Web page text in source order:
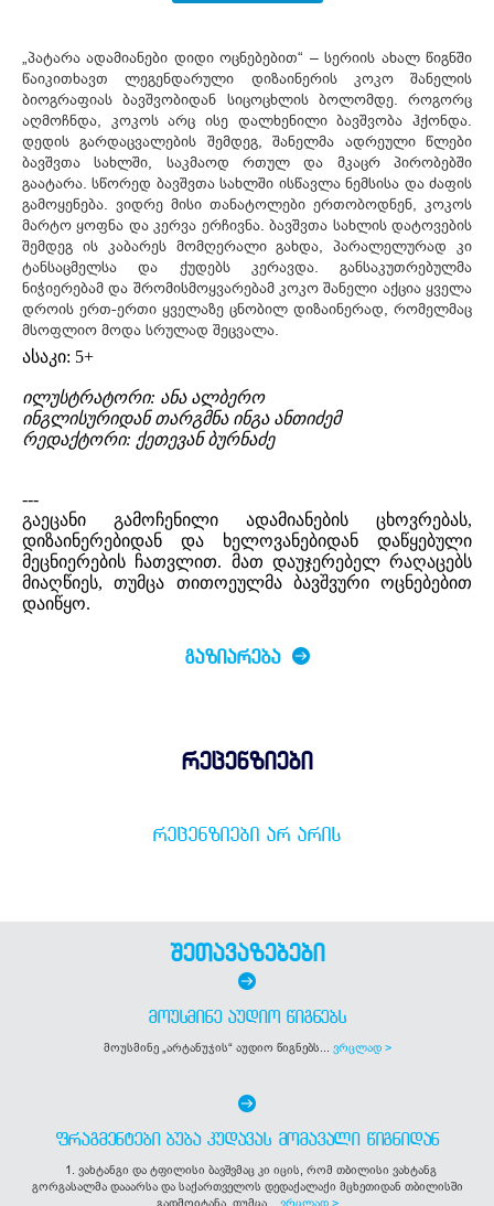
„პატარა ადამიანები დიდი ოცნებებით“ – სერიის ახალ წიგნში
წაიკითხავთ ლეგენდარული დიზაინერის კოკო შანელის
ბიოგრაფიას ბავშვობიდან სიცოცხლის ბოლომდე. როგორც
აღმოჩნდა, კოკოს არც ისე დალხენილი ბავშვობა ჰქონდა.
დედის გარდაცვალების შემდეგ, შანელმა ადრეული წლები
ბავშვთა სახლში, საკმაოდ რთულ და მკაცრ პირობებში
გაატარა. სწორედ ბავშვთა სახლში ისწავლა ნემსისა და ძაფის
გამოყენება. ვიდრე მისი თანატოლები ერთობოდნენ, კოკოს
მარტო ყოფნა და კერვა ერჩივნა. ბავშვთა სახლის დატოვების
შემდეგ ის კაბარეს მომღერალი გახდა, პარალელურად კი
ტანსაცმელსა და ქუდებს კერავდა. განსაკუთრებულმა
ნიჭიერებამ და შრომისმოყვარებამ კოკო შანელი აქცია ყველა
დროის ერთ-ერთი ყველაზე ცნობილ დიზაინერად, რომელმაც
მსოფლიო მოდა სრულად შეცვალა.
ასაკი: 5+
ილუსტრატორი: ანა ალბერო
ინგლისურიდან თარგმნა ინგა ანთიძემ
რედაქტორი: ქეთევან ბურნაძე
---
გაეცანი გამოჩენილი ადამიანების ცხოვრებას,
დიზაინერებიდან და ხელოვანებიდან დაწყებული
მეცნიერების ჩათვლით. მათ დაუჯერებელ რაღაცებს
მიაღწიეს, თუმცა თითოეულმა ბავშვური ოცნებებით
დაიწყო.
ᲒᲐᲖᲘᲐᲠᲔᲑᲐ
რეცენზიები
ᲠᲔᲪᲔᲜᲖᲘᲔᲑᲘ ᲐᲠ ᲐᲠᲘᲡ
შეთავაზებები
ᲛᲝᲣᲡᲛᲘᲜᲔ ᲐᲣᲓᲘᲝ ᲬᲘᲒᲜᲔᲑᲡ
მოუსმინე „არტანუჯის“ აუდიო წიგნებს... ვრცლად >
ᲤᲠᲐᲒᲛᲔᲜᲢᲔᲑᲘ ᲑᲣᲑᲐ ᲙᲣᲓᲐᲕᲐᲡ ᲛᲝᲛᲐᲕᲐᲚᲘ ᲬᲘᲒᲜᲘᲓᲐᲜ
1. ვახტანგი და ტფილისი ბავშვმაც კი იცის, რომ თბილისი ვახტანგ
გორგასალმა დააარსა და საქართველოს დედაქალაქი მცხეთიდან თბილისში
გადმოიტანა. თუმცა... ვრცლად >